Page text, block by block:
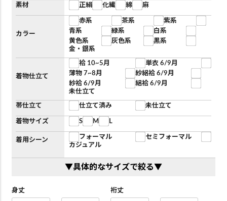
素材 正絹 化繊 綿 麻
カラー
赤系 茶系
紫系
青系
緑系
白系
黄色系
灰色系
黒系
金・銀系
着物仕立て
袷 10~5月
単衣 6/9月
薄物 7~8月
紗絽袷 6/9月
紗袷 6/9月
絽袷 6/9月
未仕立て
帯仕立て 仕立て済み 未仕立て
着物サイズ S M L
着用シーン フォーマル
セミフォーマル
カジュアル
▼具体的なサイズで絞る▼
身丈 裄丈